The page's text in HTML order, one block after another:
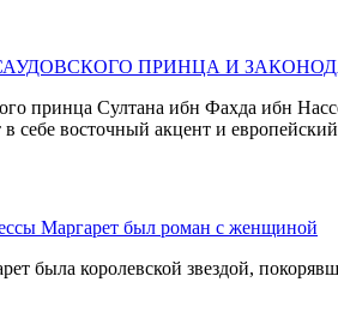
ПРИНЦА И
принца Султана ибн Фахда ибн
себе восточный акцент и
Маргарет был роман с женщиной
была королевской звездой,